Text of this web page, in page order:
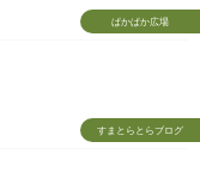
ぱかぱか広場
すまとらとらブログ